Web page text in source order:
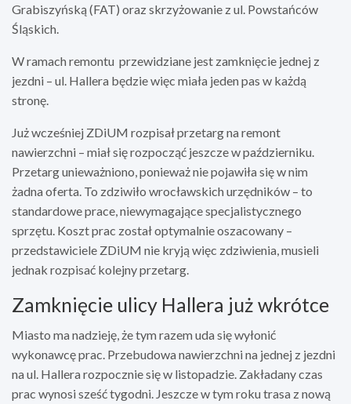
Grabiszyńską (FAT) oraz skrzyżowanie z ul. Powstańców
Śląskich.
W ramach remontu przewidziane jest zamknięcie jednej z
jezdni – ul. Hallera będzie więc miała jeden pas w każdą
stronę.
Już wcześniej ZDiUM rozpisał przetarg na remont
nawierzchni – miał się rozpocząć jeszcze w październiku.
Przetarg unieważniono, ponieważ nie pojawiła się w nim
żadna oferta. To zdziwiło wrocławskich urzędników – to
standardowe prace, niewymagające specjalistycznego
sprzętu. Koszt prac został optymalnie oszacowany –
przedstawiciele ZDiUM nie kryją więc zdziwienia, musieli
jednak rozpisać kolejny przetarg.
Zamknięcie ulicy Hallera już wkrótce
Miasto ma nadzieję, że tym razem uda się wyłonić
wykonawcę prac. Przebudowa nawierzchni na jednej z jezdni
na ul. Hallera rozpocznie się w listopadzie. Zakładany czas
prac wynosi sześć tygodni. Jeszcze w tym roku trasa z nową